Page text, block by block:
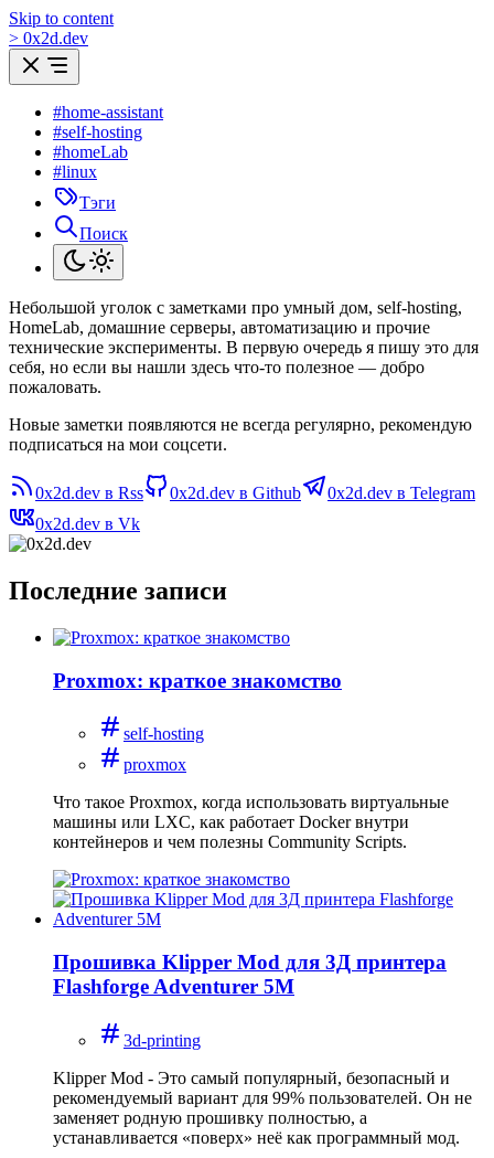
Skip to content
> 0x2d.dev
#home-assistant
#self-hosting
#homeLab
#linux
Тэги
Поиск
Небольшой уголок с заметками про умный дом, self-hosting,
HomeLab, домашние серверы, автоматизацию и прочие
технические эксперименты. В первую очередь я пишу это для
себя, но если вы нашли здесь что-то полезное — добро
пожаловать.
Новые заметки появляются не всегда регулярно, рекомендую
подписаться на мои соцсети.
0x2d.dev в Rss 0x2d.dev в Github
0x2d.dev в Telegram
0x2d.dev в Vk
Последние записи
Proxmox: краткое знакомство
self-hosting
proxmox
Что такое Proxmox, когда использовать виртуальные
машины или LXC, как работает Docker внутри
контейнеров и чем полезны Community Scripts.
Прошивка Klipper Mod для 3Д принтера
Flashforge Adventurer 5M
3d-printing
Klipper Mod - Это самый популярный, безопасный и
рекомендуемый вариант для 99% пользователей. Он не
заменяет родную прошивку полностью, а
устанавливается «поверх» неё как программный мод.